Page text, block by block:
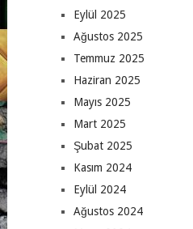
Eylül 2025
Ağustos 2025
Temmuz 2025
Haziran 2025
Mayıs 2025
Mart 2025
Şubat 2025
Kasım 2024
Eylül 2024
Ağustos 2024